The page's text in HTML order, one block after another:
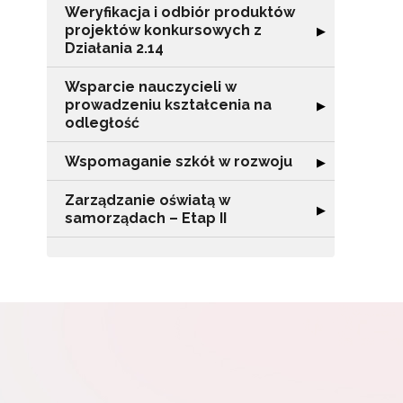
Weryfikacja i odbiór produktów
projektów konkursowych z
Działania 2.14
Rozwiń sekcję
▶
Wsparcie nauczycieli w
prowadzeniu kształcenia na
odległość
Rozwiń sekcję
▶
Wspomaganie szkół w rozwoju Rozwiń sekcję
▶
Zarządzanie oświatą w
samorządach – Etap II
Rozwiń sekcję
▶